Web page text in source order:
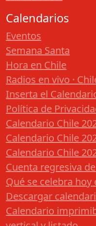
Calendarios
Eventos
Semana Santa
Hora en Chile
Radios en vivo ·
Inserta el
Política de
Calendario Chile
Calendario Chile
Calendario Chile
Cuenta regresiva
Qué se celebra hoy
Descargar
Calendario